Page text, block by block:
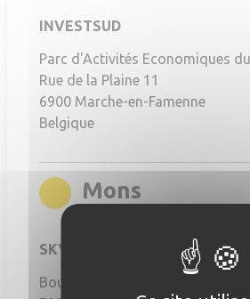
INVESTSUD
Parc d'Activités Economiques
Rue de la Plaine 11
6900 Marche-en-Famenne
Belgique
Mons
SKYLAB FACTORY MONS
Boulevard Sainctelette 39